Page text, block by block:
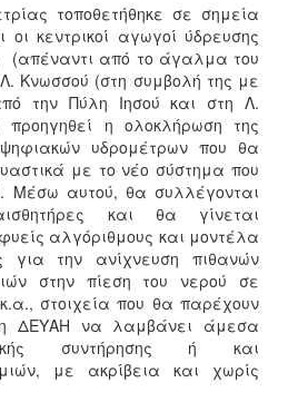
τοποθετήθηκε σε σημεία
οι κεντρικοί αγωγοί ύδρευσης
(απέναντι από το άγαλμα του
Κνωσσού (στη συμβολή της με
την Πύλη Ιησού και στη Λ.
προηγηθεί η ολοκλήρωση της
ψηφιακών υδρομέτρων που θα
με το νέο σύστημα που
Μέσω αυτού, θα συλλέγονται
και θα γίνεται
αλγόριθμους και μοντέλα
για την ανίχνευση πιθανών
στην πίεση του νερού σε
στοιχεία που θα παρέχουν
ΔΕΥΑΗ να λαμβάνει άμεσα
συντήρησης ή και
με ακρίβεια και χωρίς